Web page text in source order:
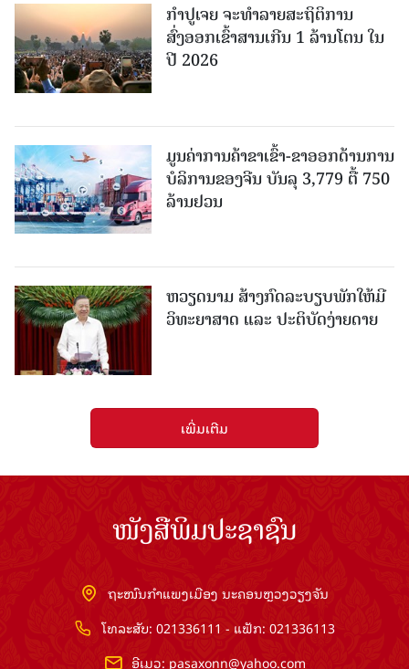
ກຳປູເຈຍ ຈະທຳລາຍສະຖິຕິການ
ສົ່ງອອກເຂົ້າສານເກີນ 1 ລ້ານໂຕນ ໃນ
ປີ 2026
ມູນຄ່າການຄ້າຂາເຂົ້າ-ຂາອອກດ້ານການ
ບໍລິການຂອງຈີນ ບັນລຸ 3,779 ຕື້ 750
ລ້ານຢວນ
ຫວຽດນາມ ສ້າງກົດລະບຽບພັກໃຫ້ມີ
ວິທະຍາສາດ ແລະ ປະຕິບັດງ່າຍດາຍ
ເພີ່ມເຕີມ
ໜັງສືພິມປະຊາຊົນ
ຖະໜົນກຳແພງເມືອງ ນະຄອນຫຼວງວຽງຈັນ
ໂທລະສັບ: 021336111 - ແຟັກ: 021336113
ອີເມວ: pasaxonn@yahoo.com